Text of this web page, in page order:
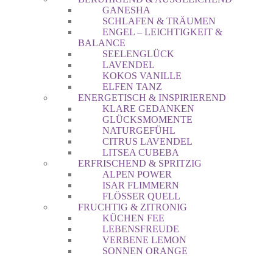
GANESHA
SCHLAFEN & TRÄUMEN
ENGEL – LEICHTIGKEIT &
BALANCE
SEELENGLÜCK
LAVENDEL
KOKOS VANILLE
ELFEN TANZ
ENERGETISCH & INSPIRIEREND
KLARE GEDANKEN
GLÜCKSMOMENTE
NATURGEFÜHL
CITRUS LAVENDEL
LITSEA CUBEBA
ERFRISCHEND & SPRITZIG
ALPEN POWER
ISAR FLIMMERN
FLÖSSER QUELL
FRUCHTIG & ZITRONIG
KÜCHEN FEE
LEBENSFREUDE
VERBENE LEMON
SONNEN ORANGE